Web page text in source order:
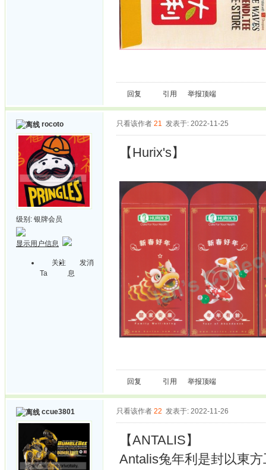
回复 引用 举报顶端
rocoto
级别: 银牌会员
显示用户信息
关注
Ta
发消
息
只看该作者 21 发表于: 2022-11-25
【Hurix's】
回复 引用 举报顶端
ccue3801 只看该作者 22 发表于: 2022-11-26
【ANTALIS】
Antalis兔年利是封以東